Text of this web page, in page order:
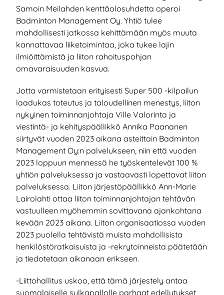
Samoin Meilahden kenttäolosuhdetta operoi
Badminton Management Oy. Yhtiö tulee
mahdollisesti jatkossa kehittämään myös muuta
kannattavaa liiketoimintaa, joka tukee lajin
ilmiöittämistä ja liiton rahoituspohjan
omavaraisuuden kasvua.
Jotta varmistetaan erityisesti Super 500 -kilpailun
laadukas toteutus ja taloudellinen menestys, liiton
nykyinen toiminnanjohtaja Ville Valorinta ja
viestintä- ja kehityspäällikkö Annika Paananen
siirtyvät vuoden 2023 aikana asteittain Badminton
Management Oy:n palvelukseen, niin että vuoden
2023 loppuun mennessä he työskentelevät 100 %
yhtiön palveluksessa ja vastaavasti lopettavat liiton
palveluksessa. Liiton järjestöpäällikkö Ann-Marie
Lairolahti ottaa liiton toiminnanjohtajan tehtävän
vastuulleen myöhemmin sovittavana ajankohtana
kevään 2023 aikana. Liiton organisaatiossa vuoden
2023 puolella tehtävistä muista mahdollisista
henkilöstöratkaisuista ja -rekrytoinneista päätetään
ja tiedotetaan aikanaan erikseen.
-Liittohallitus uskoo, että tämä järjestely antaa
suomalaiselle sulkapallolle parhaat edellytykset